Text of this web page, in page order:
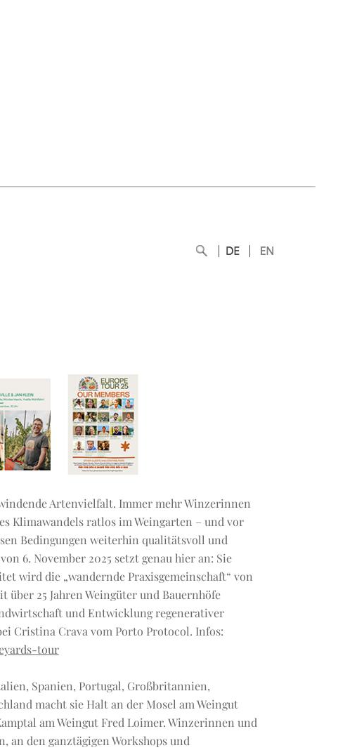
Artenvielfalt. Immer mehr Winzerinnen
Klimawandels ratlos im Weingarten – und vor
Bedingungen weiterhin qualitätsvoll und
6. November 2025 setzt genau hier an: Sie
wird die „wandernde Praxisgemeinschaft“ von
25 Jahren Weingüter und Bauernhöfe
und Entwicklung regenerativer
Cristina Crava vom Porto Protocol. Infos:
tour
Spanien, Portugal, Großbritannien,
macht sie Halt an der Mosel am Weingut
am Weingut Fred Loimer. Winzerinnen und
an den ganztägigen Workshops und